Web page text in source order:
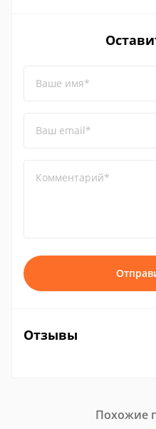
Ваше имя*
Ваш email*
Комментарий*
Отзывы
Похожие